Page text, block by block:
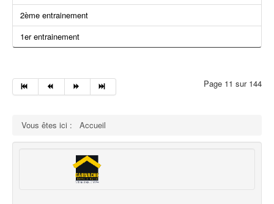
2ème entrainement
1er entrainement
Page 11 sur 144
Vous êtes ici : Accueil